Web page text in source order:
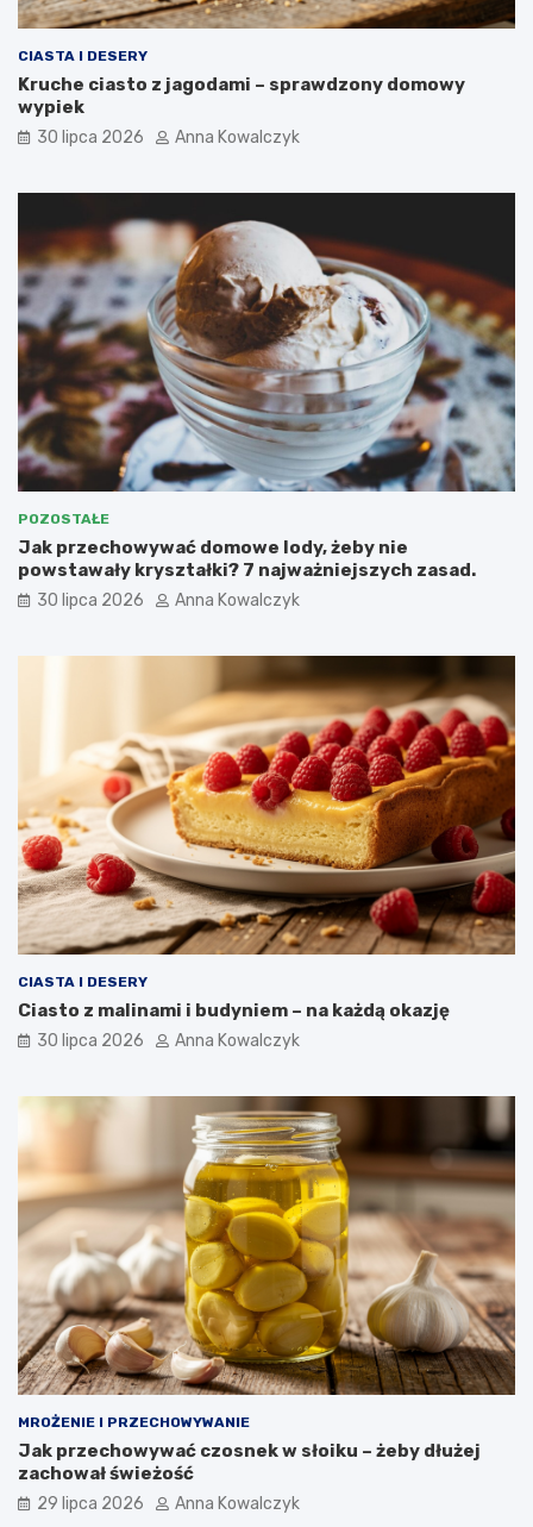
CIASTA I DESERY
Kruche ciasto z jagodami – sprawdzony domowy
wypiek
30 lipca 2026 Anna Kowalczyk
POZOSTAŁE
Jak przechowywać domowe lody, żeby nie
powstawały kryształki? 7 najważniejszych zasad.
30 lipca 2026 Anna Kowalczyk
CIASTA I DESERY
Ciasto z malinami i budyniem – na każdą okazję
30 lipca 2026 Anna Kowalczyk
MROŻENIE I PRZECHOWYWANIE
Jak przechowywać czosnek w słoiku – żeby dłużej
zachował świeżość
29 lipca 2026 Anna Kowalczyk